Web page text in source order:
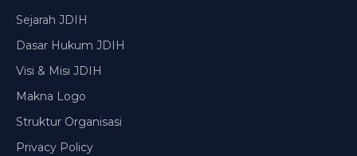
Sejarah JDIH
Dasar Hukum JDIH
Visi & Misi JDIH
Makna Logo
Struktur Organisasi
Privacy Policy